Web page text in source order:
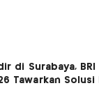
di Surabaya,
Tawarkan